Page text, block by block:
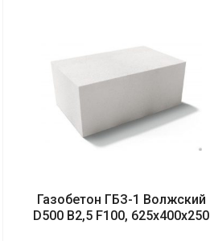
Газобетон ГБЗ-1 Волжский
D500 B2,5 F100, 625х400х250